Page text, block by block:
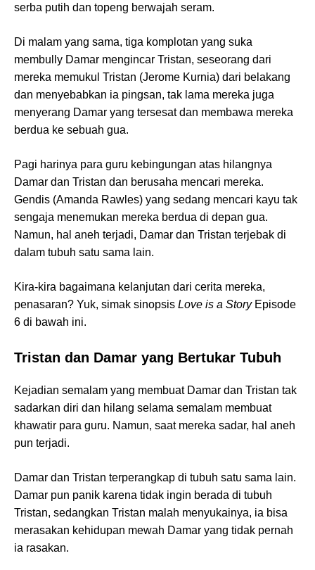
serba putih dan topeng berwajah seram.
Di malam yang sama, tiga komplotan yang suka
membully Damar mengincar Tristan, seseorang dari
mereka memukul Tristan (Jerome Kurnia) dari belakang
dan menyebabkan ia pingsan, tak lama mereka juga
menyerang Damar yang tersesat dan membawa mereka
berdua ke sebuah gua.
Pagi harinya para guru kebingungan atas hilangnya
Damar dan Tristan dan berusaha mencari mereka.
Gendis (Amanda Rawles) yang sedang mencari kayu tak
sengaja menemukan mereka berdua di depan gua.
Namun, hal aneh terjadi, Damar dan Tristan terjebak di
dalam tubuh satu sama lain.
Kira-kira bagaimana kelanjutan dari cerita mereka,
penasaran? Yuk, simak sinopsis Love is a StoryEpisode
6 di bawah ini.
Tristan dan Damar yang Bertukar Tubuh
Kejadian semalam yang membuat Damar dan Tristan tak
sadarkan diri dan hilang selama semalam membuat
khawatir para guru. Namun, saat mereka sadar, hal aneh
pun terjadi.
Damar dan Tristan terperangkap di tubuh satu sama lain.
Damar pun panik karena tidak ingin berada di tubuh
Tristan, sedangkan Tristan malah menyukainya, ia bisa
merasakan kehidupan mewah Damar yang tidak pernah
ia rasakan.